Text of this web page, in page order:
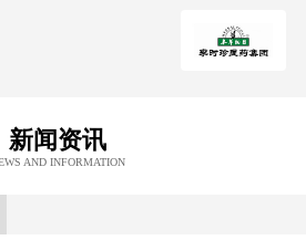
新闻资讯
AND INFORMATION